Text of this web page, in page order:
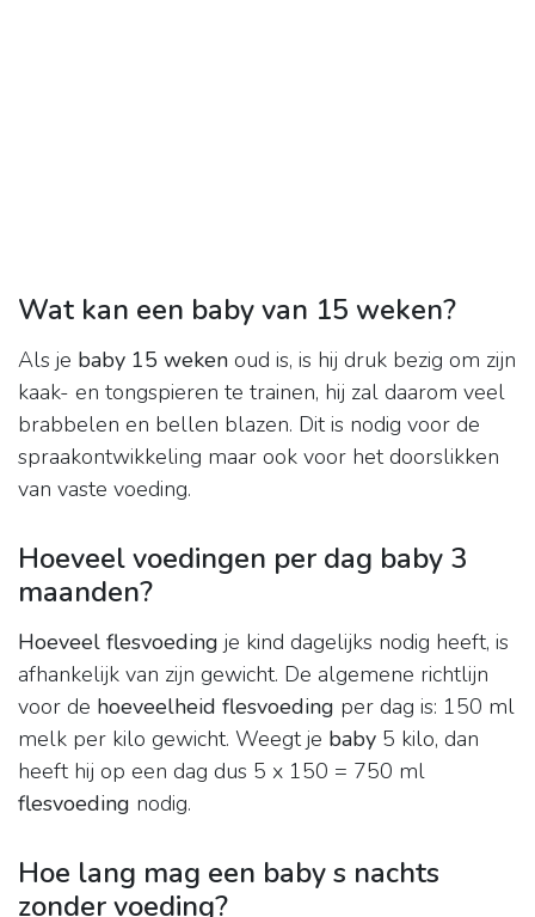
Wat kan een baby van 15 weken?
Als je baby 15 weken oud is, is hij druk bezig om zijn
kaak- en tongspieren te trainen, hij zal daarom veel
brabbelen en bellen blazen. Dit is nodig voor de
spraakontwikkeling maar ook voor het doorslikken
van vaste voeding.
Hoeveel voedingen per dag baby 3
maanden?
Hoeveel flesvoeding je kind dagelijks nodig heeft, is
afhankelijk van zijn gewicht. De algemene richtlijn
voor de hoeveelheid flesvoeding per dag is: 150 ml
melk per kilo gewicht. Weegt je baby 5 kilo, dan
heeft hij op een dag dus 5 x 150 = 750 ml
flesvoeding nodig.
Hoe lang mag een baby s nachts
zonder voeding?